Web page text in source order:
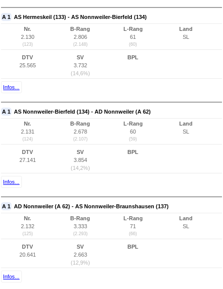
A 1 AS Hermeskeil (133) - AS Nonnweiler-Bierfeld (134)
Nr.
2.130
(123)
B-Rang
2.806
(2.148)
L-Rang
61
(60)
Land
SL
DTV
25.565
SV
3.732
(14,6%)
BPL
Infos...
A 1 AS Nonnweiler-Bierfeld (134) - AD Nonnweiler (A 62)
Nr.
2.131
(124)
B-Rang
2.678
(2.107)
L-Rang
60
(59)
Land
SL
DTV
27.141
SV
3.854
(14,2%)
BPL
Infos...
A 1 AD Nonnweiler (A 62) - AS Nonnweiler-Braunshausen (137)
Nr.
2.132
(125)
B-Rang
3.333
(2.293)
L-Rang
71
(66)
Land
SL
DTV
20.641
SV
2.663
(12,9%)
BPL
Infos...